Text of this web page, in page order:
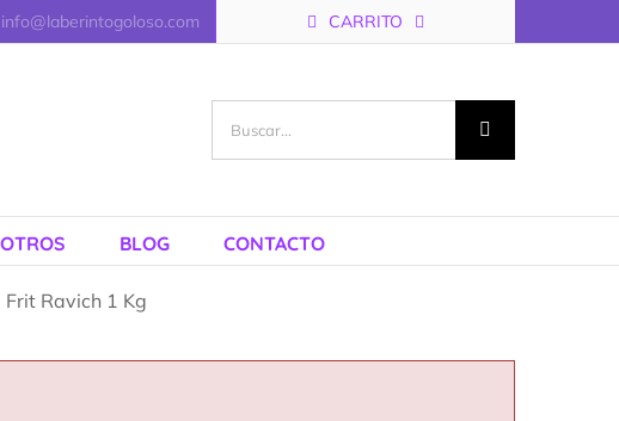
info@laberintogoloso.com CARRITO
BLOG CONTACTO
Ravich 1 Kg